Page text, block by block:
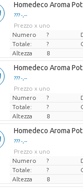
Homedeco Aroma
??? -,--
Prezzo x uno
Numero
?
Totale:
?
Altezza
8
Homedeco Aroma
??? -,--
Prezzo x uno
Numero
?
Totale:
?
Altezza
8
Homedeco Aroma
??? -,--
Prezzo x uno
Numero
?
Totale:
?
Altezza
8